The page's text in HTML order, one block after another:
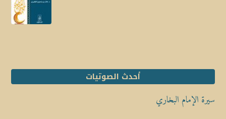
أحدث الصوتيات
سيرة الإمام البخاري